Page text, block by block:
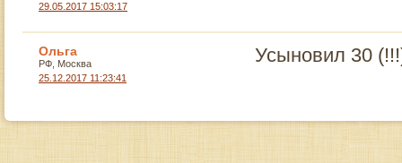
29.05.2017 15:03:17
Ольга
РФ, Москва
25.12.2017 11:23:41
Усыновил 30
faux valentino